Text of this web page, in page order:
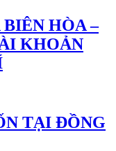
HÒA –
KHOẢN
TẠI ĐỒNG